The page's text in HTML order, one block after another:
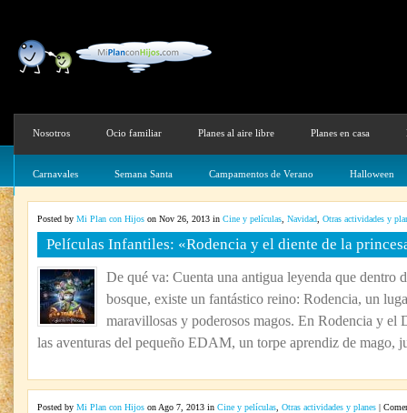
Nosotros Ocio familiar Planes al aire libre Planes en casa
Carnavales Semana Santa Campamentos de Verano Halloween
Posted by Mi Plan con Hijos on Nov 26, 2013 in Cine y películas Navidad Otras actividades y
Películas Infantiles: «Rodencia y el diente de la
De qué va: Cuenta una antigua leyenda que dentro
bosque, existe un fantástico reino: Rodencia, un
maravillosas y poderosos magos. En Rodencia y el
las aventuras del pequeño EDAM, un torpe aprendiz de mago,
Posted by Mi Plan con Hijos on Ago 7, 2013 in Cine y películas Otras actividades y planes |